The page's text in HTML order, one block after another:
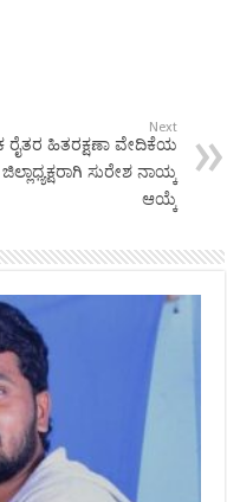
Next
ರೈತರ ಹಿತರಕ್ಷಣಾ ವೇದಿಕೆಯ
ಸುರೇಶ ನಾಯ್ಕ
ಆಯ್ಕೆ